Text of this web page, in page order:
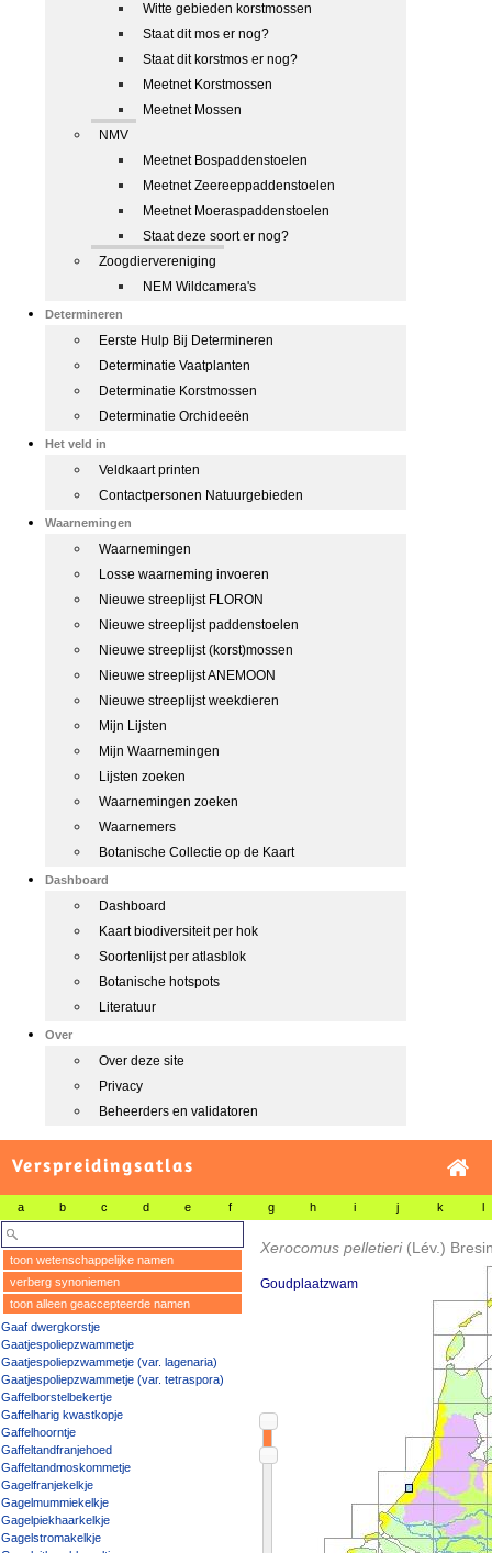
Witte gebieden korstmossen
Staat dit mos er nog?
Staat dit korstmos er nog?
Meetnet Korstmossen
Meetnet Mossen
NMV
Meetnet Bospaddenstoelen
Meetnet Zeereeppaddenstoelen
Meetnet Moeraspaddenstoelen
Staat deze soort er nog?
Zoogdiervereniging
NEM Wildcamera's
Determineren
Eerste Hulp Bij Determineren
Determinatie Vaatplanten
Determinatie Korstmossen
Determinatie Orchideeën
Het veld in
Veldkaart printen
Contactpersonen Natuurgebieden
Waarnemingen
Waarnemingen
Losse waarneming invoeren
Nieuwe streeplijst FLORON
Nieuwe streeplijst paddenstoelen
Nieuwe streeplijst (korst)mossen
Nieuwe streeplijst ANEMOON
Nieuwe streeplijst weekdieren
Mijn Lijsten
Mijn Waarnemingen
Lijsten zoeken
Waarnemingen zoeken
Waarnemers
Botanische Collectie op de Kaart
Dashboard
Dashboard
Kaart biodiversiteit per hok
Soortenlijst per atlasblok
Botanische hotspots
Literatuur
Over
Over deze site
Privacy
Beheerders en validatoren
Verspreidingsatlas
a b c d e f g h i j k l
toon wetenschappelijke namen
verberg synoniemen
toon alleen geaccepteerde namen
Gaaf dwergkorstje
Gaatjespoliepzwammetje
Gaatjespoliepzwammetje (var. lagenaria)
Gaatjespoliepzwammetje (var. tetraspora)
Gaffelborstelbekertje
Gaffelharig kwastkopje
Gaffelhoorntje
Gaffeltandfranjehoed
Gaffeltandmoskommetje
Gagelfranjekelkje
Gagelmummiekelkje
Gagelpiekhaarkelkje
Gagelstromakelkje
Xerocomus pelletieri (Lév.)
Goudplaatzwam